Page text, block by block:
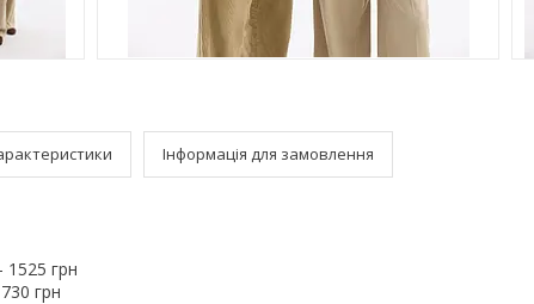
Інформація для замовлення
1525 грн
грн